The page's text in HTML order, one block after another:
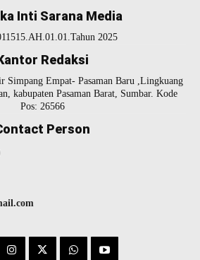
Inti Sarana Media
2025
Redaksi
Simpang Empat- Pasaman Baru ,Lingkuang
kabupaten Pasaman Barat, Sumbar. Kode
Pos: 26566
Person